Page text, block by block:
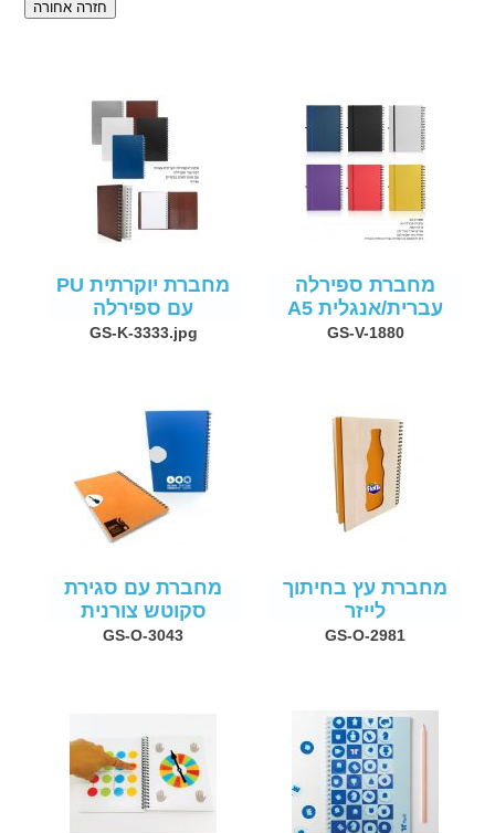
מחברת ספירלה
עברית/אנגלית A5
GS-V-1880
מחברת יוקרתית PU
עם ספירלה
GS-K-3333.jpg
מחברת עץ בחיתוך
לייזר
GS-O-2981
מחברת עם סגירת
סקוטש צורנית
GS-O-3043